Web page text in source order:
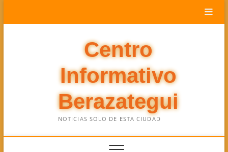
Centro
Informativo
Berazategui
NOTICIAS SOLO DE ESTA CIUDAD